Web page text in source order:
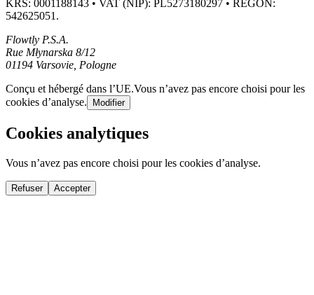
KRS: 0001188143 • VAT (NIP): PL5273180297 • REGON:
542625051.
Flowtly P.S.A.
Rue Młynarska 8/12
01194 Varsovie, Pologne
Conçu et hébergé dans l’UE.Vous n’avez pas encore choisi pour les
cookies d’analyse.
Modifier
Cookies analytiques
Vous n’avez pas encore choisi pour les cookies d’analyse.
Refuser Accepter